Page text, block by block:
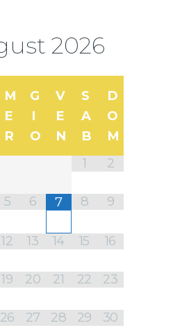
2026
M
E
R
G
I
O
V
E
N
S
A
B
D
O
M
1
2
5 6 7 8 9
12 13 14 15 16
19 20 21 22 23
26 27 28 29 30